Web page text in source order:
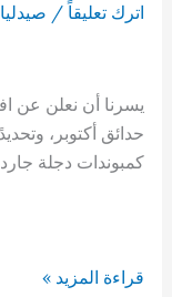
اترك تعليقاً /
يسرنا أن نعلن عن
حدائق أكتوبر،
كمبوندات دجلة
صيدلية
قراءة المزيد »